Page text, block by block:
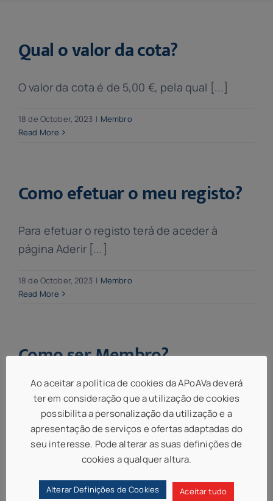
Qual o valor da cota?
O valor da cota é de 5,00 €, pela qual [...]
18 de October, 2023 | Membro
Read More
Como efetuar o meu registo?
Para efetuar o registo terá de aceder à
página Aderir [...]
18 de October, 2023 | Membro
Read More
Como ser Membro?
Para se tornar membro da APoAVa, terá de
efectuar um [...]
18 de October, 2023 | Membro
Ao aceitar a política de cookies da APoAVa deverá
ter em consideração que a utilização de cookies
possibilita a personalização da utilização e a
apresentação de serviços e ofertas adaptadas do
seu interesse. Pode alterar as suas definições de
cookies a qualquer altura.
Alterar Definições de Cookies Aceitar tudo